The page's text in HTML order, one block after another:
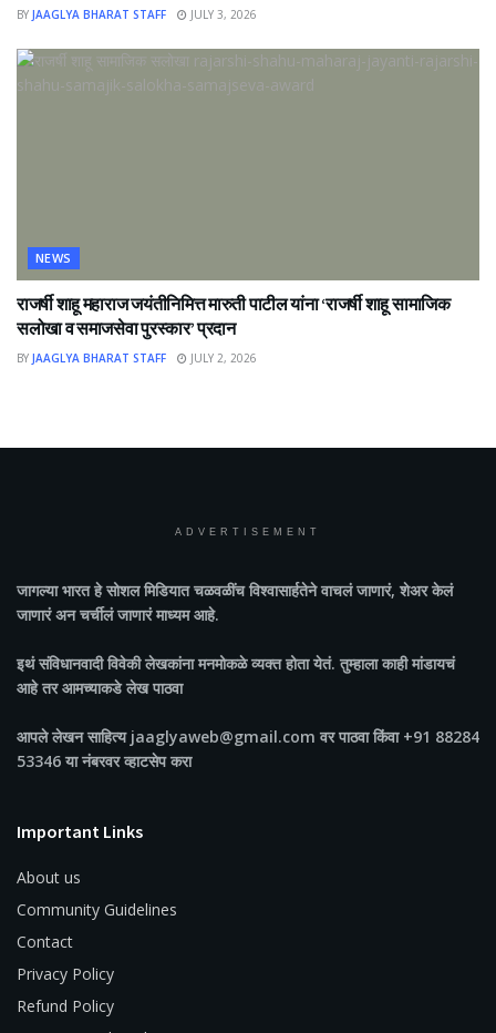
BY JAAGLYA BHARAT STAFF JULY 3, 2026
NEWS
राजर्षी शाहू महाराज जयंतीनिमित्त मारुती पाटील यांना ‘राजर्षी शाहू सामाजिक
सलोखा व समाजसेवा पुरस्कार’ प्रदान
BY JAAGLYA BHARAT STAFF JULY 2, 2026
ADVERTISEMENT
जागल्या भारतहे सोशल मिडियात चळवळींच विश्वासार्हतेने वाचलं जाणारं, शेअर केलं
जाणारं अन चर्चीलं जाणारं माध्यम आहे.
इथं संविधानवादी विवेकी लेखकांना मनमोकळे व्यक्त होता येतं. तुम्हाला काही मांडायचं
आहे तर आमच्याकडे लेख पाठवा
आपले लेखन साहित्य jaaglyaweb@gmail.com वर पाठवा किंवा +91 88284
53346 या नंबरवर व्हाटसेप करा
Important Links
About us
Community Guidelines
Contact
Privacy Policy
Refund Policy